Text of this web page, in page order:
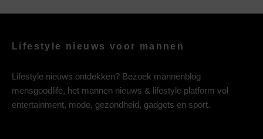
Lifestyle nieuws voor mannen
Lifestyle nieuws ontdekken? Bezoek mannenblog
mensgoodlife, het mannen nieuws & lifestyle platform vol
entertainment, mode, gezondheid, gadgets en sport.